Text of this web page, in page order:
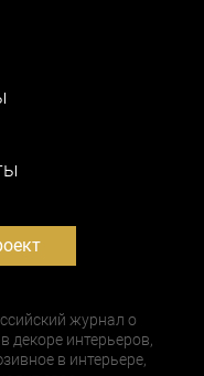
журнал о
декоре интерьеров,
в интерьере,